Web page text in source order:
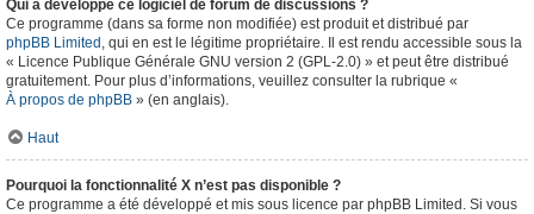
Qui a développé ce logiciel de forum de discussions ?
Ce programme (dans sa forme non modifiée) est produit et distribué par
phpBB Limited , qui en est le légitime propriétaire. Il est rendu accessible sous la
« Licence Publique Générale GNU version 2 (GPL-2.0) » et peut être distribué
gratuitement. Pour plus d’informations, veuillez consulter la rubrique «
À propos de phpBB » (en anglais).
Haut
Pourquoi la fonctionnalité X n’est pas disponible ?
Ce programme a été développé et mis sous licence par phpBB Limited. Si vous